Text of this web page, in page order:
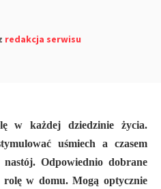
redakcja serwisu
w każdej dziedzinie życia.
uśmiech a czasem
Odpowiednio dobrane
w domu. Mogą optycznie